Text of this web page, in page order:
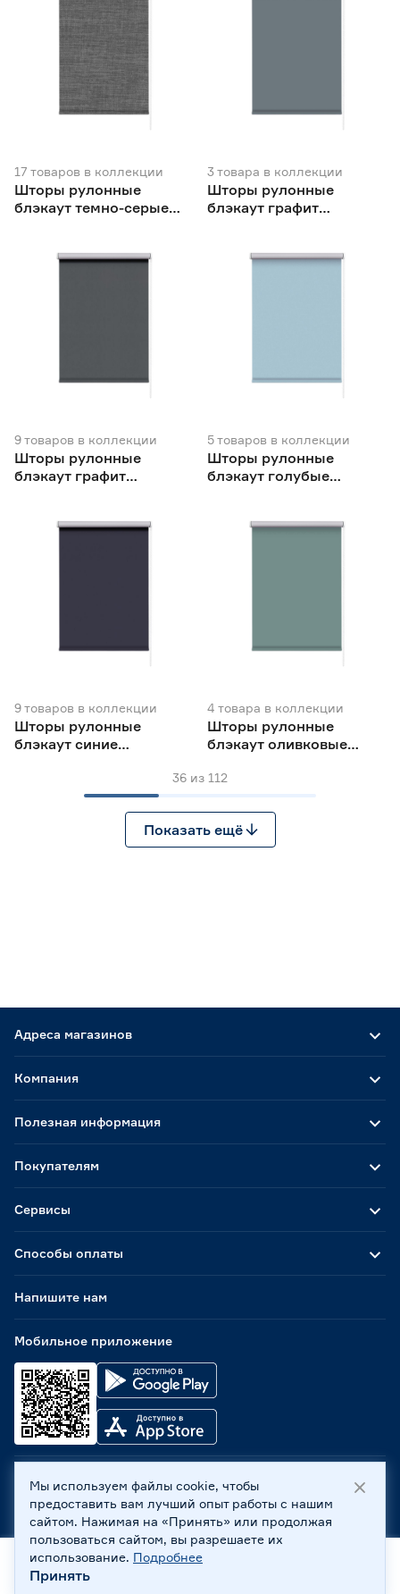
17 товаров в коллекции
Шторы рулонные
блэкаут темно-серые
3товара в коллекции
Шторы рулонные
блэкаут графит
9товаров в коллекции
Шторы рулонные
блэкаут графит
5товаров в коллекции
Шторы рулонные
блэкаут голубые
9товаров в коллекции
Шторы рулонные
блэкаут синие
4 товара в коллекции
Шторы рулонные
блэкаут оливковые
36 из 112
Показать ещё
Адреса магазинов
Способы оплаты
Мобильное приложение
Компания
Полезная информация
Покупателям
Сервисы
Напишите нам
ООО «Бауцентр Рус» 2004 -2026, 236029, г. Калининград,
ул. А.Невского, 205. ИНН 7702596813, КПП 390601001 ©
Все права защищены
Политика обработки персональных данных
Правовая информация
Охрана труда
Главная
Мы используем файлы cookie, чтобы
предоставить вам лучший опыт работы с нашим
сайтом. Нажимая на «Принять» или продолжая
пользоваться сайтом, вы разрешаете их
использование. Подробнее
Принять